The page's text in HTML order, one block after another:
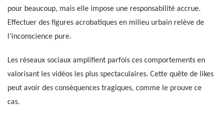
pour beaucoup, mais elle impose une responsabilité accrue.
Effectuer des figures acrobatiques en milieu urbain relève de
l’inconscience pure.
Les réseaux sociaux amplifient parfois ces comportements en
valorisant les vidéos les plus spectaculaires. Cette quête de likes
peut avoir des conséquences tragiques, comme le prouve ce
cas.